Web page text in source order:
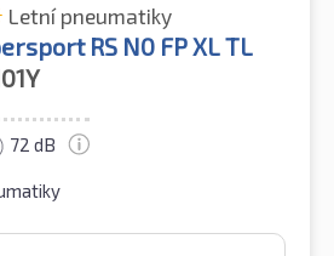
Letní pneumatiky
RS N0 FP XL TL
72 dB